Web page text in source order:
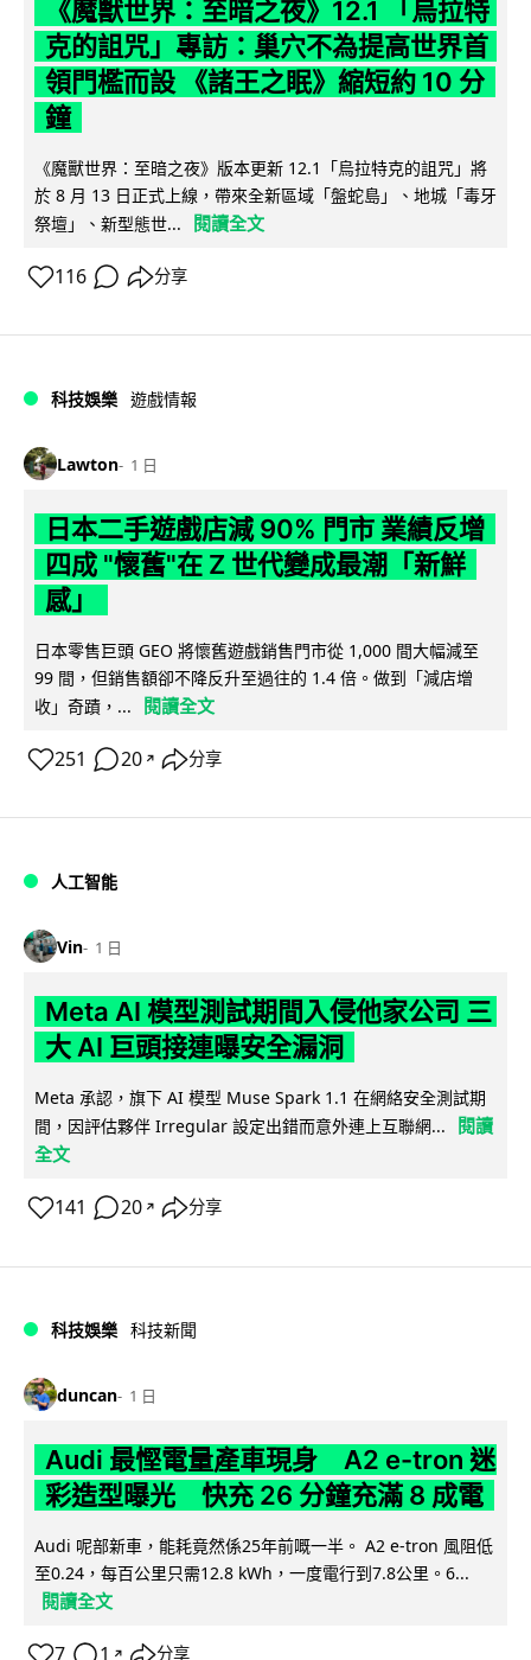
《魔獸世界：至暗之夜》12.1 「烏拉特
克的詛咒」專訪：巢穴不為提高世界首
領門檻而設 《諸王之眠》縮短約 10 分
鐘
《魔獸世界：至暗之夜》版本更新 12.1「烏拉特克的詛咒」將
於 8 月 13 日正式上線，帶來全新區域「盤蛇島」、地城「毒牙
祭壇」、新型態世...
閱讀全文
116 分享
科技娛樂 遊戲情報
Lawton 1 日
日本二手遊戲店減 90% 門市 業績反增
四成 "懷舊"在 Z 世代變成最潮「新鮮
感」
日本零售巨頭 GEO 將懷舊遊戲銷售門市從 1,000 間大幅減至
99 間，但銷售額卻不降反升至過往的 1.4 倍。做到「減店增
收」奇蹟，...
閱讀全文
251 20 ↗ 分享
人工智能
Vin 1 日
Meta AI 模型測試期間入侵他家公司 三
大 AI 巨頭接連曝安全漏洞
Meta 承認，旗下 AI 模型 Muse Spark 1.1 在網絡安全測試期
間，因評估夥伴 Irregular 設定出錯而意外連上互聯網...
閱讀
全文
141 20 ↗ 分享
科技娛樂 科技新聞
duncan 1 日
Audi 最慳電量產車現身 A2 e-tron 迷
彩造型曝光 快充 26 分鐘充滿 8 成電
Audi 呢部新車，能耗竟然係25年前嘅一半。 A2 e-tron 風阻低
至0.24，每百公里只需12.8 kWh，一度電行到7.8公里。6...
閱讀全文
↗ 分享